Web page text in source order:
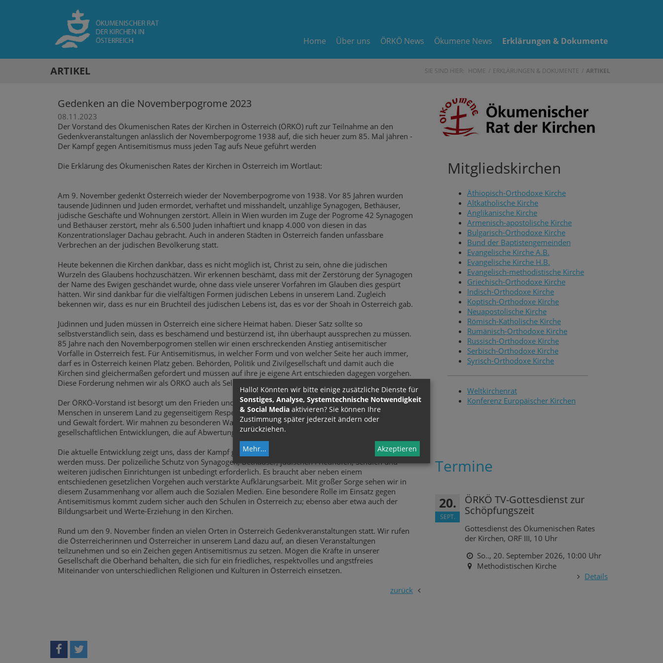
Home Über uns ÖRKÖ News Ökumene News Erklärungen & Dokumente
ARTIKEL SIE SIND HIER: HOME ERKLÄRUNGEN & DOKUMENTE ARTIKEL
Gedenken an die Novemberpogrome 2023
08.11.2023
Der Vorstand des Ökumenischen Rates der Kirchen in Österreich (ÖRKÖ) ruft zur Teilnahme an den
Gedenkveranstaltungen anlässlich der Novemberpogrome 1938 auf, die sich heuer zum 85. Mal jähren -
Der Kampf gegen Antisemitismus muss jeden Tag aufs Neue geführt werden
Die Erklärung des Ökumenischen Rates der Kirchen in Österreich im Wortlaut:
Am 9. November gedenkt Österreich wieder der Novemberpogrome von 1938. Vor 85 Jahren wurden
tausende Jüdinnen und Juden ermordet, verhaftet und misshandelt, unzählige Synagogen, Bethäuser,
jüdische Geschäfte und Wohnungen zerstört. Allein in Wien wurden im Zuge der Pogrome 42 Synagogen
und Bethäuser zerstört, mehr als 6.500 Juden inhaftiert und knapp 4.000 von diesen in das
Konzentrationslager Dachau gebracht. Auch in anderen Städten in Österreich fanden unfassbare
Verbrechen an der jüdischen Bevölkerung statt.
Heute bekennen die Kirchen dankbar, dass es nicht möglich ist, Christ zu sein, ohne die jüdischen
Wurzeln des Glaubens hochzuschätzen. Wir erkennen beschämt, dass mit der Zerstörung der Synagogen
der Name des Ewigen geschändet wurde, ohne dass viele unserer Vorfahren im Glauben dies gespürt
hätten. Wir sind dankbar für die vielfältigen Formen jüdischen Lebens in unserem Land. Zugleich
bekennen wir, dass es nur ein Bruchteil des jüdischen Lebens ist, das es vor der Shoah in Österreich gab.
Jüdinnen und Juden müssen in Österreich eine sichere Heimat haben. Dieser Satz sollte so
selbstverständlich sein, dass es beschämend und bestürzend ist, ihn überhaupt aussprechen zu müssen.
85 Jahre nach den Novemberpogromen stellen wir einen erschreckenden Anstieg antisemitischer
Vorfälle in Österreich fest. Für Antisemitismus, in welcher Form und von welcher Seite her auch immer,
darf es in Österreich keinen Platz geben. Behörden, Politik und Zivilgesellschaft und damit auch die
Kirchen sind gleichermaßen gefordert und müssen auf ihre je eigene Art entschieden dagegen vorgehen.
Diese Forderung nehmen wir als ÖRKÖ auch als Selbstverpflichtung wahr.
Der ÖRKÖ-Vorstand ist besorgt um den Frieden und Zusammenhalt in Österreich und wir rufen alle
Menschen in unserem Land zu gegenseitigem Respekt auf und alles zu unterlassen, was Spaltung, Hass
und Gewalt fördert. Wir mahnen zu besonderen Wachsamkeit gegenüber jeglicher Form von
gesellschaftlichen Entwicklungen, die auf Abwertung und Ausgrenzung von Minderheiten setzt.
Die aktuelle Entwicklung zeigt uns, dass der Kampf gegen Antisemitismus jeden Tag aufs Neue geführt
werden muss. Der polizeiliche Schutz von Synagogen, Bethäuser, jüdischen Friedhöfen, Schulen und
weiteren jüdischen Einrichtungen ist unbedingt erforderlich. Es braucht aber neben einem
entschiedenen gesetzlichen Vorgehen auch verstärkte Aufklärungsarbeit. Mit großer Sorge sehen wir in
diesem Zusammenhang vor allem auch die Sozialen Medien. Eine besondere Rolle im Einsatz gegen
Antisemitismus kommt zudem sicher auch den Schulen in Österreich zu; ebenso aber etwa auch der
Bildungsarbeit und Werte-Erziehung in den Kirchen.
Rund um den 9. November finden an vielen Orten in Österreich Gedenkveranstaltungen statt. Wir rufen
die Österreicherinnen und Österreicher in unserem Land dazu auf, an diesen Veranstaltungen
teilzunehmen und so ein Zeichen gegen Antisemitismus zu setzen. Mögen die Kräfte in unserer
Gesellschaft die Oberhand behalten, die sich für ein friedliches, respektvolles und angstfreies
Miteinander von unterschiedlichen Religionen und Kulturen in Österreich einsetzen.
zurück
Mitgliedskirchen
Äthiopisch-Orthodoxe Kirche
Altkatholische Kirche
Anglikanische Kirche
Armenisch-apostolische Kirche
Bulgarisch-Orthodoxe Kirche
Bund der Baptistengemeinden
Evangelische Kirche A.B.
Evangelische Kirche H.B.
Evangelisch-methodistische Kirche
Griechisch-Orthodoxe Kirche
Indisch-Orthodoxe Kirche
Koptisch-Orthodoxe Kirche
Neuapostolische Kirche
Römisch-Katholische Kirche
Rumänisch-Orthodoxe Kirche
Russisch-Orthodoxe Kirche
Serbisch-Orthodoxe Kirche
Syrisch-Orthodoxe Kirche
Weltkirchenrat
Konferenz Europäischer Kirchen
Termine
20.
SEPT.
ÖRKÖ TV-Gottesdienst zur
Schöpfungszeit
Gottesdienst des Ökumenischen Rates
der Kirchen, ORF III, 10 Uhr
So.., 20. September 2026, 10:00 Uhr
Methodistischen Kirche
Details
Hallo! Könnten wir bitte einige zusätzliche Dienste für
Sonstiges, Analyse, Systemtechnische Notwendigkeit
& Social Media aktivieren? Sie können Ihre
Zustimmung später jederzeit ändern oder
zurückziehen.
Mehr... Akzeptieren